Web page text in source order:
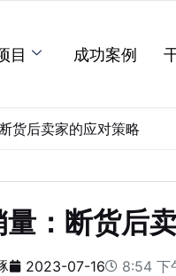
目 成功案例
货后卖家的应对策略
：断货后
2023-07-16 8:54 下